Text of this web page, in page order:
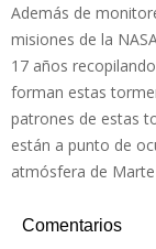
Además de
misiones de la
17 años
forman estas
patrones de estas
están a punto de
atmósfera de
Comentarios